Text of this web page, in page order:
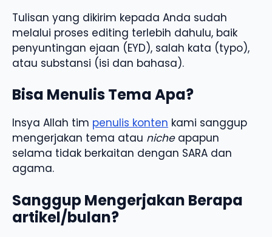
Tulisan yang dikirim kepada Anda sudah
melalui proses editing terlebih dahulu, baik
penyuntingan ejaan (EYD), salah kata (typo),
atau substansi (isi dan bahasa).
Bisa Menulis Tema Apa?
Insya Allah tim penulis konten kami sanggup
mengerjakan tema atau nicheapapun
selama tidak berkaitan dengan SARA dan
agama.
Sanggup Mengerjakan Berapa
artikel/bulan?